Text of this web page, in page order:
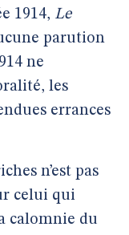
1914, Le
parution
ne
les
errances
n’est pas
celui qui
calomnie du